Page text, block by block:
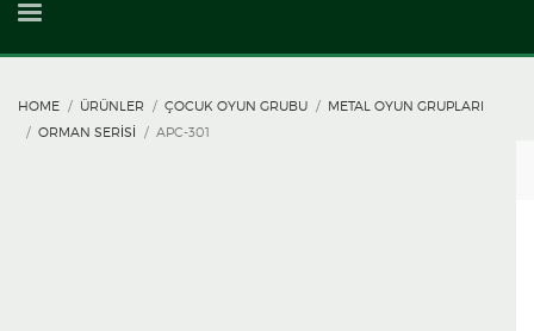
HOME ÜRÜNLER ÇOCUK OYUN GRUBU
METAL OYUN GRUPLARI
ORMAN SERISI
APC-301